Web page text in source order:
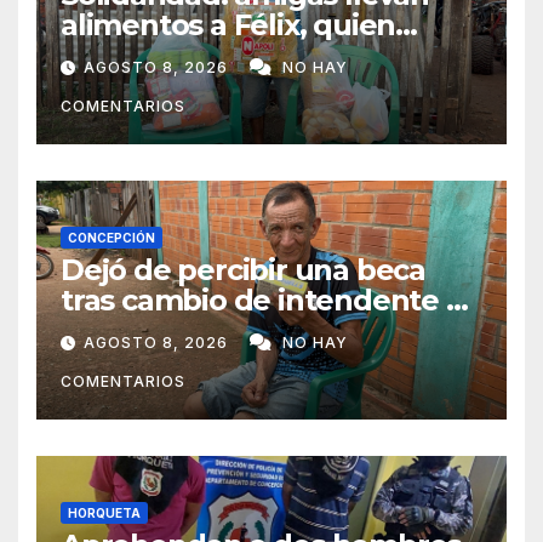
alimentos a Félix, quien
ahora vende caramelos para
subsistir
AGOSTO 8, 2026 NO HAY
COMENTARIOS
CONCEPCIÓN
Dejó de percibir una beca
tras cambio de intendente y
ahora vende caramelos para
subsistir
AGOSTO 8, 2026 NO HAY
COMENTARIOS
HORQUETA